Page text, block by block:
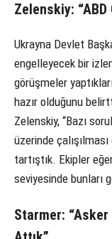
Zelenskiy: “ABD
Ukrayna Devlet
engelleyecek bir
görüşmeler
hazır olduğunu
Zelenskiy, “Bazı
üzerinde
tartıştık. Ekipler
seviyesinde bunları
Starmer: “Asker